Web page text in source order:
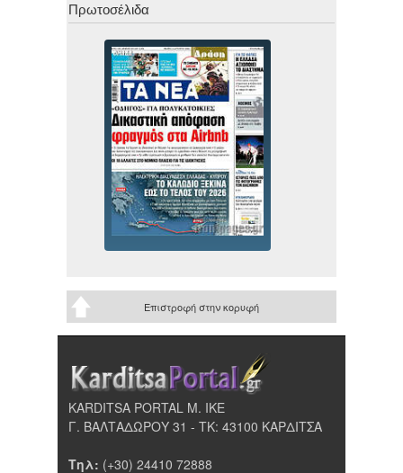
Πρωτοσέλιδα
Επιστροφή στην κορυφή
KARDITSA PORTAL Μ. ΙΚΕ
Γ. ΒΑΛΤΑΔΩΡΟΥ 31 - ΤΚ: 43100 ΚΑΡΔΙΤΣΑ
Τηλ: (+30) 24410 72888